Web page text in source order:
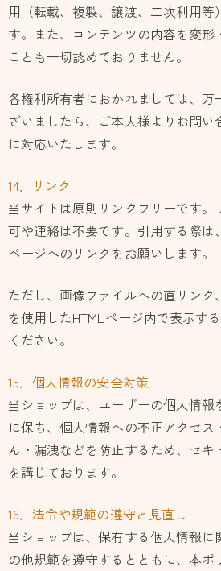
用（転載、複製、譲渡、二次利用等
す。また、コンテンツの内容を変形
ことも一切認めておりません。
各権利所有者におかれましては、万
ざいましたら、ご本人様よりお問
に対応いたします。
14．リンク
当サイトは原則リンクフリーです。
可や連絡は不要です。引用する際は
ページへのリンクをお願いします。
ただし、画像ファイルへの直リンク
を使用したHTMLページ内で表示す
ください。
15．個人情報の安全対策
当ショップは、ユーザーの個人情報
に保ち、個人情報への不正アクセ
ん・漏洩などを防止するため、セキ
を講じております。
16．法令や規範の遵守と見直し
当ショップは、保有する個人情報に
の他規範を遵守するとともに、本ポ